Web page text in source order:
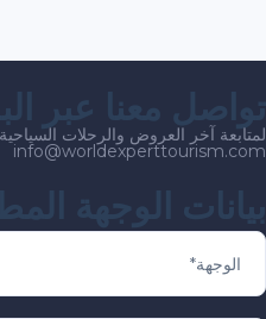
معنا عبر
آخر العروض والرحلات السياحية
الوجهة